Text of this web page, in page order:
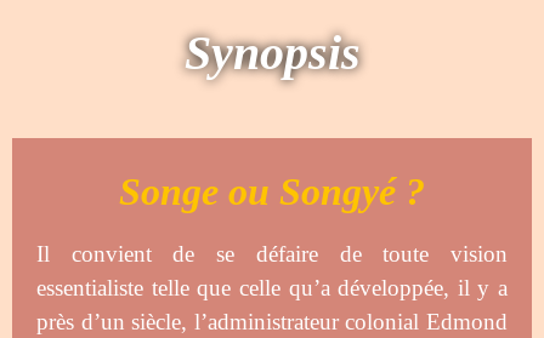
Synopsis
Songe ou Songyé ?
Il convient de se défaire de toute vision
essentialiste telle que celle qu’a développée, il y a
près d’un siècle, l’administrateur colonial Edmond